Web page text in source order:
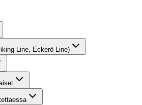
Line, Eckerö Line)